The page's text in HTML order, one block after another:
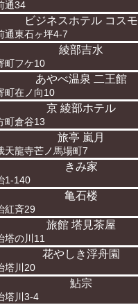
通34
ビジネスホテル コスモ
通東石ヶ坪4-7
綾部吉水
町フケ10
あやべ温泉 二王館
町在ノ向10
京 綾部ホテル
町倉谷13
旅亭 嵐月
天龍寺芒ノ馬場町7
きみ家
1-140
亀石楼
紅斉29
旅館 塔見茶屋
塔の川11
花やしき浮舟園
塔川20
鮎宗
塔川3-4